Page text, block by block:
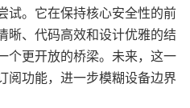
试。它在保持核心安全性的前
晰、代码高效和设计优雅的结
个更开放的桥梁。未来，这一
阅功能，进一步模糊设备边界